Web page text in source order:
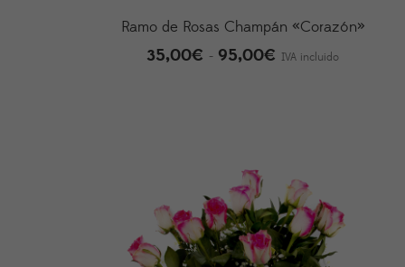
Ramo de Rosas Champán «Corazón»
35,00€ - 95,00€ Rango
95,00€
IVA incluido